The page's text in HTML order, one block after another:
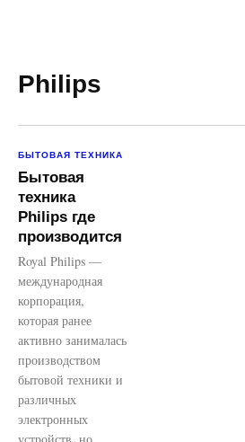
Philips
БЫТОВАЯ ТЕХНИКА
Бытовая
техника
Philips где
производится
Royal Philips —
международная
корпорация,
которая ранее
активно занималась
производством
бытовой техники и
различных
электронных